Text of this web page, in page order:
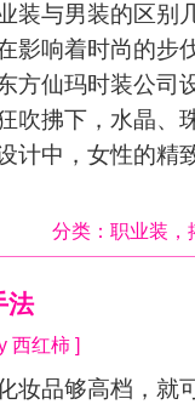
装与男装的区别
影响着时尚的步
方仙玛时装公司
吹拂下，水晶、
计中，女性的精
分类： 职业装 ，
法
西红柿 ]
品够高档，就